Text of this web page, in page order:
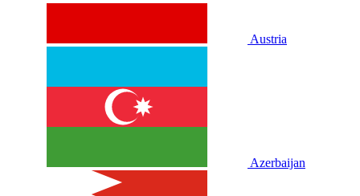
Austria
Azerbaijan